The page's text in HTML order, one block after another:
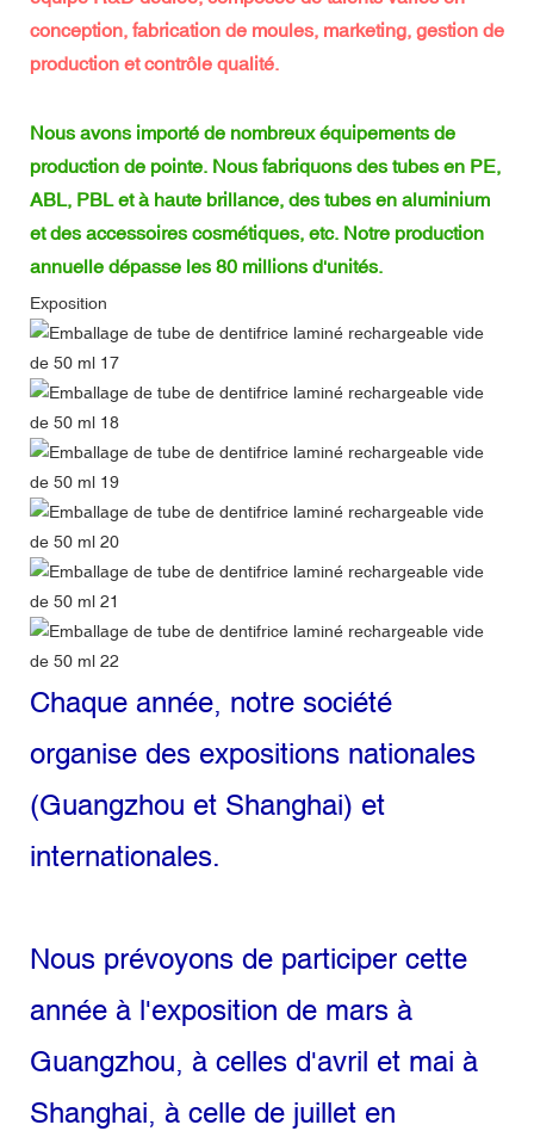
conception, fabrication de moules, marketing, gestion de
production et contrôle qualité.
Nous avons importé de nombreux équipements de
production de pointe. Nous fabriquons des tubes en PE,
ABL, PBL et à haute brillance, des tubes en aluminium
et des accessoires cosmétiques, etc. Notre production
annuelle dépasse les 80 millions d'unités.
Exposition
Chaque année, notre société
organise des expositions nationales
(Guangzhou et Shanghai) et
internationales.
Nous prévoyons de participer cette
année à l'exposition de mars à
Guangzhou, à celles d'avril et mai à
Shanghai, à celle de juillet en